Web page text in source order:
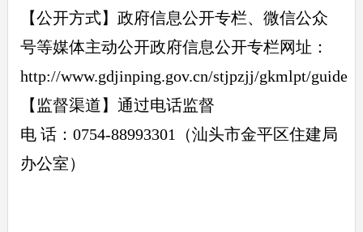
【公开方式】政府信息公开专栏、微信公众
号等媒体主动公开政府信息公开专栏网址：
http://www.gdjinping.gov.cn/stjpzjj/gkmlpt/guide
【监督渠道】通过电话监督
电 话：0754-88993301（汕头市金平区住建局
办公室）